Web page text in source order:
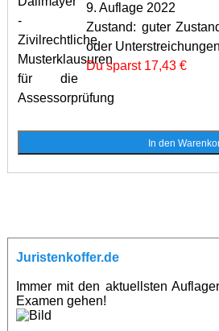
9. Auflage 2022
Zustand: guter
oder Unterstreichungen
Du sparst 17,43 €
Juristenkoffer.de
Immer mit den aktuellsten
Examen gehen!